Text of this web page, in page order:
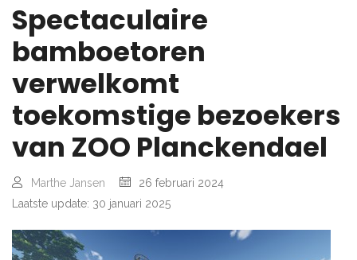
Spectaculaire
bamboetoren
verwelkomt
toekomstige bezoekers
van ZOO Planckendael
Marthe Jansen
26 februari 2024
Laatste update: 30 januari 2025